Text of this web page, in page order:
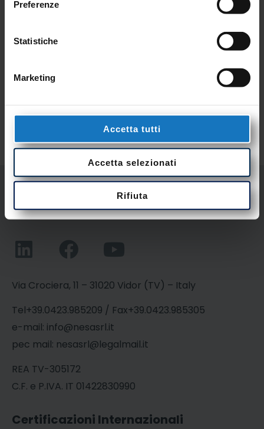
Preferenze
Statistiche
Marketing
Accetta tutti
Accetta selezionati
Rifiuta
NESA Srl
Via Crociera, 11 – 31020 Vidor (TV) – Italy
Tel+39.0423.985209 / Fax+39.0423.985305
e-mail: info@nesasrl.it
pec mail: nesasrl@legalmail.it
REA TV-305172
C.F. e P.IVA. IT 01422830990
Certificazioni Internazionali